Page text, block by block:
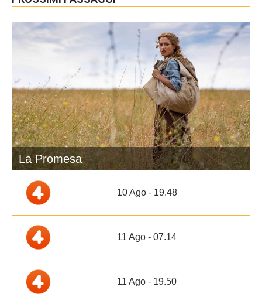
La Promesa
10 Ago - 19.48
11 Ago - 07.14
11 Ago - 19.50